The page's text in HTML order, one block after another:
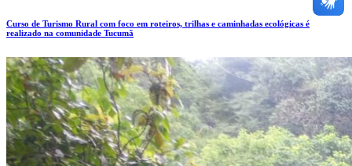
Curso de Turismo Rural com foco em roteiros, trilhas e caminhadas ecológicas é
realizado na comunidade Tucumã